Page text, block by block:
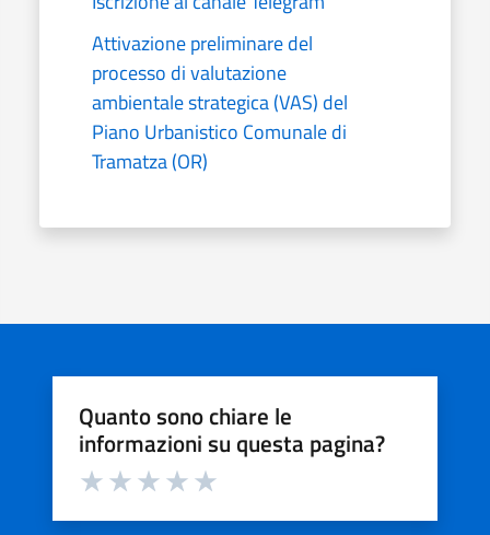
Attivazione preliminare del
processo di valutazione
ambientale strategica (VAS) del
Piano Urbanistico Comunale di
Tramatza (OR)
Quanto sono chiare le
informazioni su questa pagina?
Valuta da 1 a 5 stelle la pagina